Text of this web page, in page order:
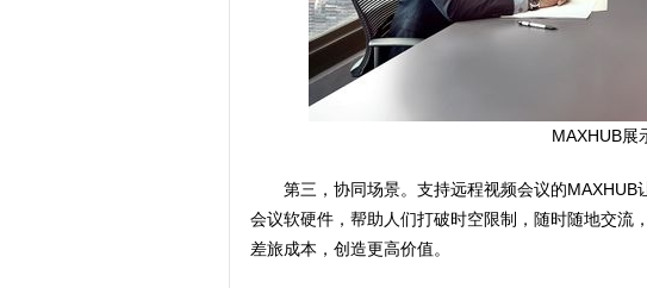
MAXHUB展
第三，协同场景。支持远程视频会议的
会议软硬件，帮助人们打破时空限制，随时随地交流
差旅成本，创造更高价值。